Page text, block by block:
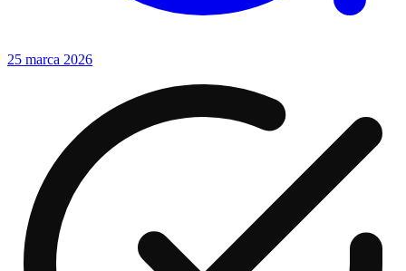
25 marca 2026